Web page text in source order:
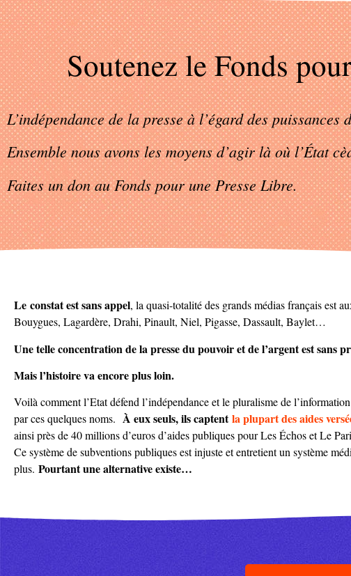
Soutenezle Fonds
L’indépendance de la presse à l’égard des
Ensemble nous avons les moyens d’agir là où l’État
Faites un don au Fonds pour une Presse Libre.
Le constat est sans appel, la quasi-totalité des grands médias français est
Bouygues, Lagardère, Drahi, Pinault, Niel, Pigasse, Dassault, Baylet…
Une telle concentration de la presse du pouvoir et de l’argent est sans
Mais l’histoire va encore plus loin.
Voilà comment l’Etat défend l’indépendance et le pluralisme de
par ces quelques noms. À eux seuls, ils captentla plupart des aides
ainsi près de 40 millions d’euros d’aides publiques pour Les Échos et Le
Ce système de subventions publiques est injuste et entretient un système
plus. Pourtant une alternative existe…